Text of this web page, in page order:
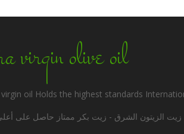
virgin olive oil
virgin oil Holds the highest standards
زيت الزيتون الشرق - زيت بكر ممتاز حاصل على أعلى